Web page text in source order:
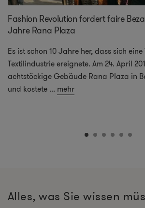
Fashion Revolution fordert faire
Jahre Rana Plaza
Es ist schon 10 Jahre her, dass sich
Textilindustrie ereignete. Am 24. April
achtstöckige Gebäude Rana Plaza in
und kostete ... mehr
Alles, was Sie wissen